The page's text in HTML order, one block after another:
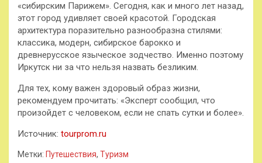
«сибирским Парижем». Сегодня, как и много лет назад,
этот город удивляет своей красотой. Городская
архитектура поразительно разнообразна стилями:
классика, модерн, сибирское барокко и
древнерусское языческое зодчество. Именно поэтому
Иркутск ни за что нельзя назвать безликим.
Для тех, кому важен здоровый образ жизни,
рекомендуем прочитать: «Эксперт сообщил, что
произойдет с человеком, если не спать сутки и более».
Источник: tourprom.ru
Метки: Путешествия, Туризм